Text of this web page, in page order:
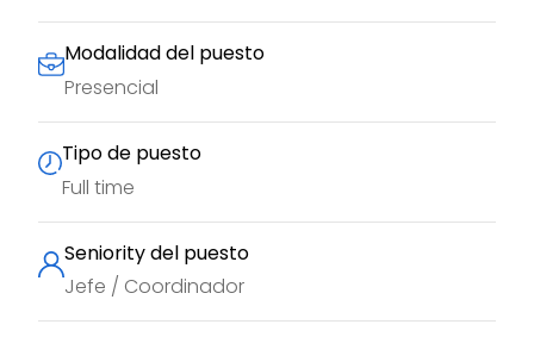
Modalidad del puesto
Presencial
Tipo de puesto
Full time
Seniority del puesto
Jefe / Coordinador